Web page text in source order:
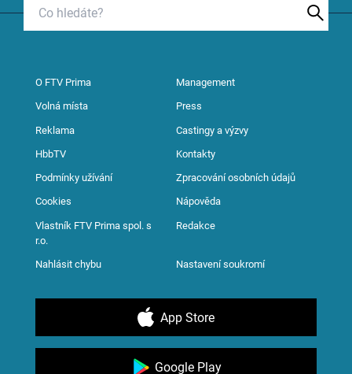
O FTV Prima Management
Volná místa Press
Reklama Castingy a výzvy
HbbTV Kontakty
Podmínky užívání Zpracování osobních údajů
Cookies Nápověda
Vlastník FTV Prima spol. s
r.o.
Redakce
Nahlásit chybu Nastavení soukromí
App Store
Google Play